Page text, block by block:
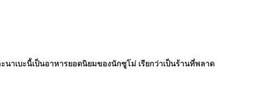
นาเบะนี้เป็นอาหารยอดนิยมของนักซูโม่ เรียกว่าเป็นร้านที่พลาด